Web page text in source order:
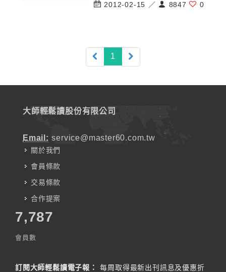
2012-02-15 ／ 8847 0
1 (current)
大師輕鬆讀股份有限公司
Email: service@master60.com.tw
關於我們
會員條款
交易條款
合作提案
7,787
會員數
訂閱大師輕鬆讀電子報：
每周取得最新出刊訊息及優惠折